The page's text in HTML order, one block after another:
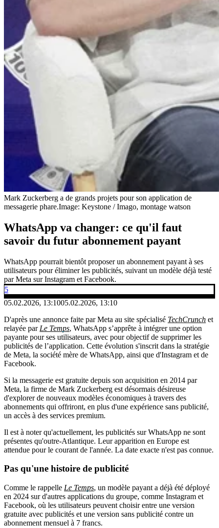
Mark Zuckerberg a de grands projets pour son application de
messagerie phare.Image: Keystone / Imago, montage watson
WhatsApp va changer: ce qu'il faut
savoir du futur abonnement payant
WhatsApp pourrait bientôt proposer un abonnement payant à ses
utilisateurs pour éliminer les publicités, suivant un modèle déjà testé
par Meta sur Instagram et Facebook.
5
05.02.2026, 13:1005.02.2026, 13:10
D'après une annonce faite par Meta au site spécialisé TechCrunch et
relayée par Le Temps, WhatsApp s’apprête à intégrer une option
payante pour ses utilisateurs, avec pour objectif de supprimer les
publicités de l’application. Cette évolution s'inscrit dans la stratégie
de Meta, la société mère de WhatsApp, ainsi que d'Instagram et de
Facebook.
Si la messagerie est gratuite depuis son acquisition en 2014 par
Meta, la firme de Mark Zuckerberg est désormais désireuse
d'explorer de nouveaux modèles économiques à travers des
abonnements qui offriront, en plus d'une expérience sans publicité,
un accès à des services premium.
Il est à noter qu'actuellement, les publicités sur WhatsApp ne sont
présentes qu'outre-Atlantique. Leur apparition en Europe est
attendue pour le courant de l'année. La date exacte n'est pas connue.
Pas qu'une histoire de publicité
Comme le rappelle Le Temps, un modèle payant a déjà été déployé
en 2024 sur d'autres applications du groupe, comme Instagram et
Facebook, où les utilisateurs peuvent choisir entre une version
gratuite avec publicités et une version sans publicité contre un
abonnement mensuel à 7 francs.